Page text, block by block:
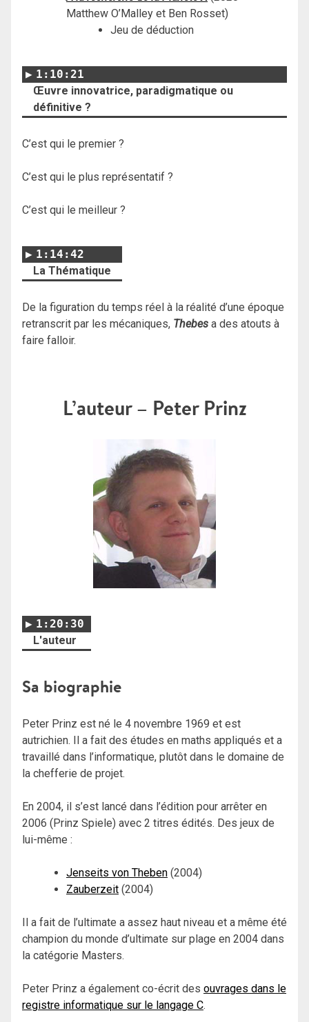
Matthew O’Malley et Ben Rosset)
Jeu de déduction
1:10:21
Œuvre innovatrice, paradigmatique ou
définitive ?
C’est qui le premier ?
C’est qui le plus représentatif ?
C’est qui le meilleur ?
1:14:42
La Thématique
De la figuration du temps réel à la réalité d’une époque
retranscrit par les mécaniques, Thebes a des atouts à
faire falloir.
L’auteur – Peter Prinz
1:20:30
L'auteur
Sa biographie
Peter Prinz est né le 4 novembre 1969 et est
autrichien. Il a fait des études en maths appliqués et a
travaillé dans l’informatique, plutôt dans le domaine de
la chefferie de projet.
En 2004, il s’est lancé dans l’édition pour arrêter en
2006 (Prinz Spiele) avec 2 titres édités. Des jeux de
lui-même :
Jenseits von Theben (2004)
Zauberzeit (2004)
Il a fait de l’ultimate a assez haut niveau et a même été
champion du monde d’ultimate sur plage en 2004 dans
la catégorie Masters.
Peter Prinz a également co-écrit des ouvrages dans le
registre informatique sur le langage C.